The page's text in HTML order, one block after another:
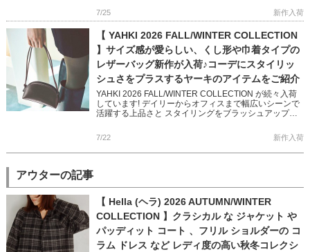
のしく […]
7/25 新作入荷
【 YAHKI 2026 FALL/WINTER COLLECTION
】サイズ感が愛らしい、くし形や巾着タイプの
レザーバッグ新作が入荷♪コーデにスタイリッ
シュさをプラスするヤーキのアイテムをご紹介
YAHKI 2026 FALL/WINTER COLLECTION が続々入荷
しています! デイリーからオフィスまで幅広いシーンで
活躍する上品さと スタイリングをブラッシュアップし
7/22 新作入荷
アウターの記事
【 Hella (ヘラ) 2026 AUTUMN/WINTER
COLLECTION 】クラシカル な ジャケット や
パッディット コート 、フリル ショルダーの コ
ラム ドレス など レディ度の高い秋冬コレクシ